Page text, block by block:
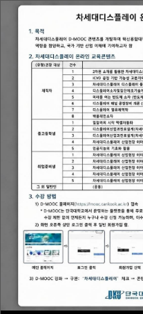
메뉴보기
공지사항
2026
07.22
전체